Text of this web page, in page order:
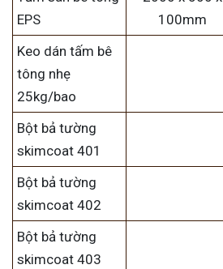
EPS
100mm
Keo dán tấm bê
tông nhẹ
25kg/bao
Bột bả tường
skimcoat 401
Bột bả tường
skimcoat 402
Bột bả tường
skimcoat 403